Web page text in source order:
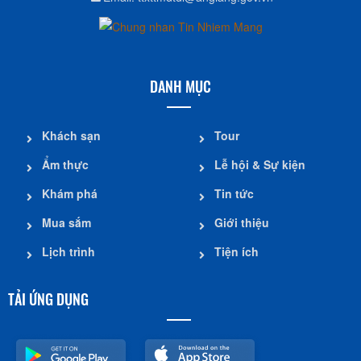
DANH MỤC
Khách sạn
Ẩm thực
Khám phá
Mua sắm
Lịch trình
Tour
Lễ hội & Sự kiện
Tin tức
Giới thiệu
Tiện ích
TẢI ỨNG DỤNG